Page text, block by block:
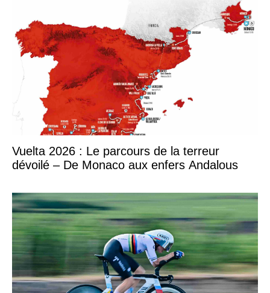
Vuelta 2026 : Le parcours de la terreur
dévoilé – De Monaco aux enfers Andalous